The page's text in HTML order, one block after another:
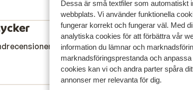
Dessa är små textfiler som automatiskt
webbplats. Vi använder funktionella
fungerar korrekt och fungerar väl. Med
analytiska cookies för att förbättra vår
information du lämnar och
marknadsföringsprestanda och
cookies kan vi och andra parter spåra
annonser mer relevanta för dig.
som verkligen speglar deras